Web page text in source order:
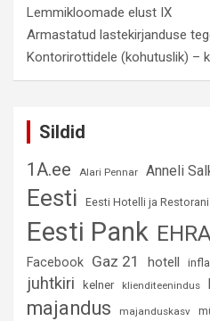
Lemmikloomade elust IX
Armastatud lastekirjanduse
Kontorirottidele (kohutuslik) –
Sildid
1A.ee
Alari Pennar Anneli
Eesti Eesti Hotelli ja
Eesti Pank
Facebook Gaz 21 hotell
juhtkiri kelner klienditeenindus
majandus majanduskasv